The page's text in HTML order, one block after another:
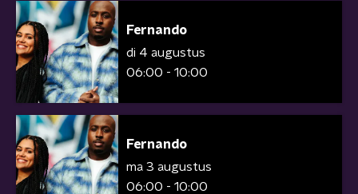
Fernando
di 4 augustus
06:00 - 10:00
Fernando
ma 3 augustus
06:00 - 10:00